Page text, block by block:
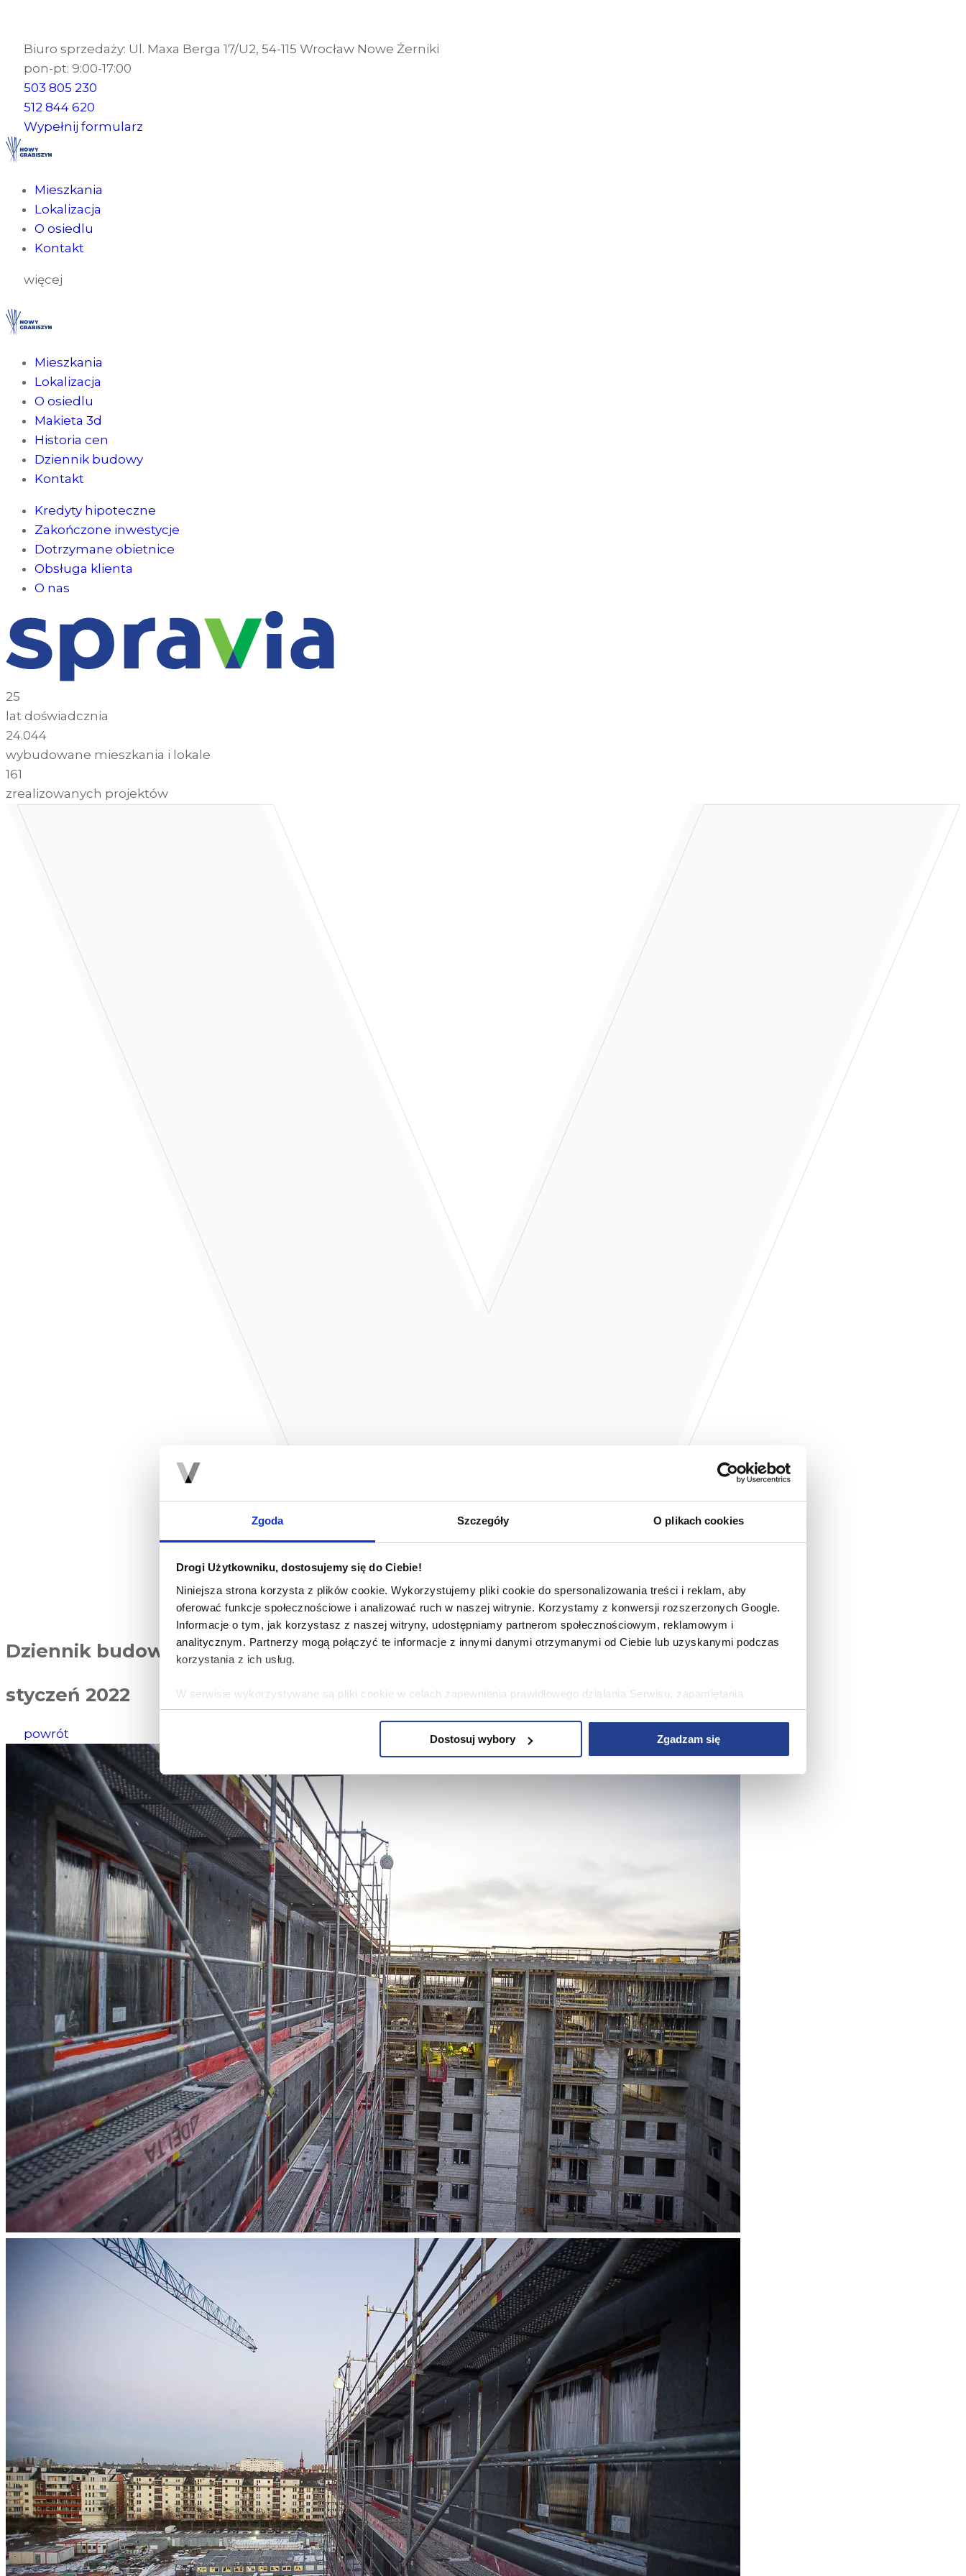
Zgoda Szczegóły O plikach cookies
Drogi Użytkowniku, dostosujemy się do Ciebie!
Niniejsza strona korzysta z plików cookie. Wykorzystujemy pliki cookie do spersonalizowania treści i reklam, aby
oferować funkcje społecznościowe i analizować ruch w naszej witrynie. Korzystamy z konwersji rozszerzonych Google.
Informacje o tym, jak korzystasz z naszej witryny, udostępniamy partnerom społecznościowym, reklamowym i
analitycznym. Partnerzy mogą połączyć te informacje z innymi danymi otrzymanymi od Ciebie lub uzyskanymi podczas
korzystania z ich usług.
W serwisie wykorzystywane są pliki cookie w celach zapewnienia prawidłowego działania Serwisu, zapamiętania
wybranych przez użytkownika ustawień i wszelkich wyborów dokonywanych w Serwisie, poprawy wydajności Serwisu,
działania Serwisu do preferencji użytkowników, tworzenia statystyk użytkowania Serwisu oraz w celach marketingowych.
Informacje, w tym dane osobowe, pozyskane w związku z wykorzystywaniem plików cookie w Serwisie, przetwarzane są
przez Spravia Sp. z o.o. jako usługodawcę Serwisu w ww. celach oraz mogą być również przetwarzane przez Partnerów
Spravia Sp. z o.o. W związku z powyższym użytkownik ma prawo do dostępu do swoich danych osobowych, ich
sprostowania, usunięcia, ograniczenia przetwarzania, wniesienia sprzeciwu wobec przetwarzania, a także prawo do
wniesienia skargi do Prezesa Urzędu Ochrony Danych Osobowych. Szczegółowe informacje o plikach cookie
wykorzystywanych w Serwisie oraz inne informacje dotyczące prywatności związane z korzystaniem z Serwisu dostępne
są w
Polityce prywatności – pliki cookie
Wybierając opcję „Zgadzam się” wyrażasz zgodę na wykorzystywanie w Serwisie wszystkich plików cookie przez
Spravia Sp. z o.o. oraz jej Partnerów we wskazanych powyżej celach.
Wyrażenie zgody jest dobrowolne. Możesz
wycofać zgodę i dokonać zmiany ustawień dotyczących plików cookie w każdej chwili za pośrednictwem panelu
„Ustawienia plików cookie” dostępnego z poziomuPolityki prywatności – pliki cookie.
Możesz również dostosować wybory dotyczące plików cookie i udzielić zgody na wykorzystywanie plików cookie
w Serwisie tylko w wybranych przez Ciebie celach poprzez wybranie opcji „Dostosuj wybory”.
Dostosuj wybory Zgadzam się
Biuro sprzedaży: Ul. Maxa Berga 17/U2, 54-115 Wrocław Nowe Żerniki
pon-pt: 9:00-17:00
503 805 230
512 844 620
Wypełnij formularz
Mieszkania
Lokalizacja
O osiedlu
Kontakt
więcej
Mieszkania
Lokalizacja
O osiedlu
Makieta 3d
Historia cen
Dziennik budowy
Kontakt
Kredyty hipoteczne
Zakończone inwestycje
Dotrzymane obietnice
Obsługa klienta
O nas
25
lat doświadcznia
24.044
wybudowane mieszkania i lokale
161
zrealizowanych projektów
Dziennik budowy
styczeń 2022
powrót